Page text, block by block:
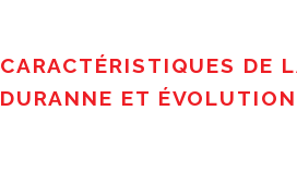
CARACTÉRISTIQUES DE
DURANNE ET ÉVOLUTION